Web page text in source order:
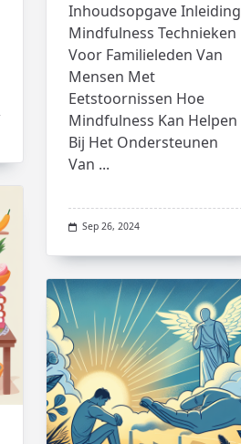
Inhoudsopgave Inleiding
Mindfulness Technieken
Voor Familieleden Van
Mensen Met
Eetstoornissen Hoe
Mindfulness Kan Helpen
Bij Het Ondersteunen
Van ...
Sep 26, 2024